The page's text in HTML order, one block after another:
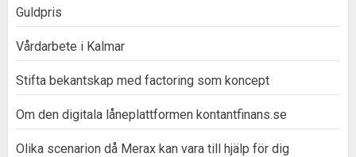
Guldpris
Vårdarbete i Kalmar
Stifta bekantskap med factoring som koncept
Om den digitala låneplattformen kontantfinans.se
Olika scenarion då Merax kan vara till hjälp för dig